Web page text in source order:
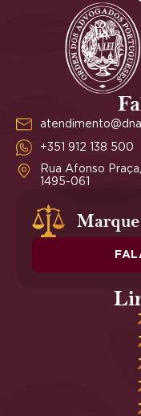
+351 912 138 500
Rua Afonso
1495-061